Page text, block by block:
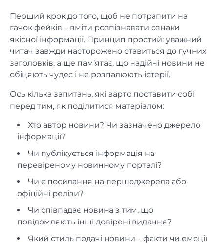
Перший крок до того, щоб не потрапити на
гачок фейків – вміти розпізнавати ознаки
якісної інформації. Принцип простий: уважний
читач завжди насторожено ставиться до гучних
заголовків, а ще пам’ятає, що надійні новини не
обіцяють чудес і не розпалюють істерії.
Ось кілька запитань, які варто поставити собі
перед тим, як поділитися матеріалом:
Хто автор новини? Чи зазначено джерело
інформації?
Чи публікується інформація на
перевіреному новинному порталі?
Чи є посилання на першоджерела або
офіційні релізи?
Чи співпадає новина з тим, що
повідомляють інші довірені видання?
Який стиль подачі новини – факти чи емоції